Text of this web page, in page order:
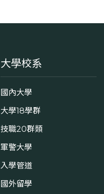
大學校系
國內大學
大學18學群
技職20群類
軍警大學
入學管道
國外留學